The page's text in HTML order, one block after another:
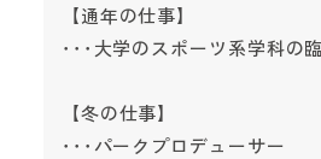
【通年の仕事】
･･･大学のスポーツ系学科の
【冬の仕事】
･･･パークプロデューサー